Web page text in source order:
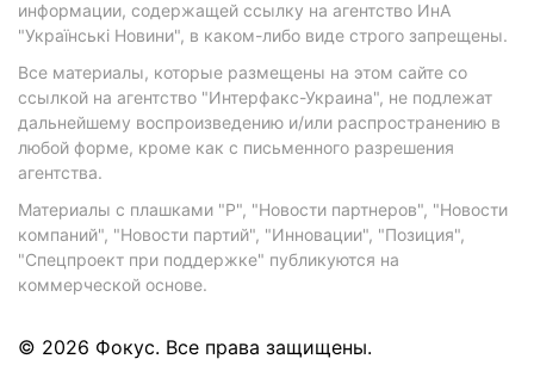
информации, содержащей ссылку на агентство ИнА
"Українські Новини", в каком-либо виде строго запрещены.
Все материалы, которые размещены на этом сайте со
ссылкой на агентство "Интерфакс-Украина", не подлежат
дальнейшему воспроизведению и/или распространению в
любой форме, кроме как с письменного разрешения
агентства.
Материалы с плашками "Р", "Новости партнеров", "Новости
компаний", "Новости партий", "Инновации", "Позиция",
"Спецпроект при поддержке" публикуются на
коммерческой основе.
© 2026 Фокус. Все права защищены.